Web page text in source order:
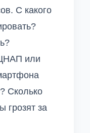
С какого
или
Сколько
грозят за